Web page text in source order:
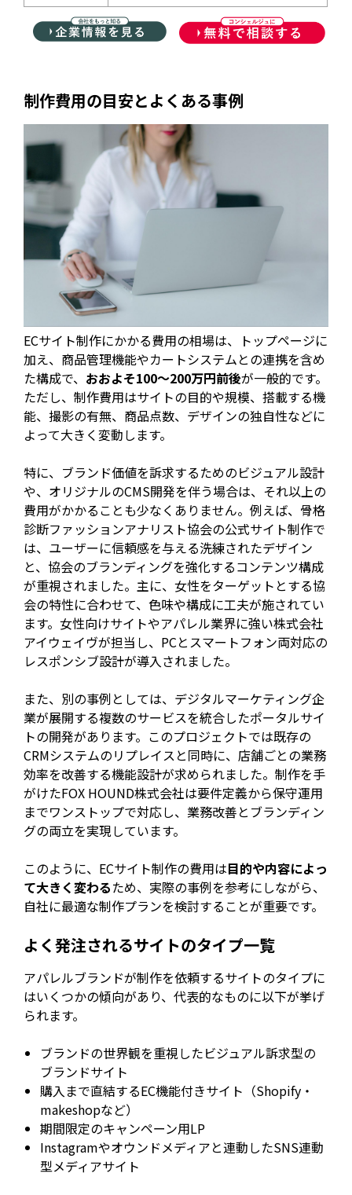
制作費用の目安とよくある事例
ECサイト制作にかかる費用の相場は、トップページに
加え、商品管理機能やカートシステムとの連携を含め
た構成で、 おおよそ100〜200万円前後が一般的です。
ただし、制作費用はサイトの目的や規模、搭載する機
能、撮影の有無、商品点数、デザインの独自性などに
よって大きく変動します。
特に、ブランド価値を訴求するためのビジュアル設計
や、オリジナルのCMS開発を伴う場合は、それ以上の
費用がかかることも少なくありません。例えば、骨格
診断ファッションアナリスト協会の公式サイト制作で
は、ユーザーに信頼感を与える洗練されたデザイン
と、協会のブランディングを強化するコンテンツ構成
が重視されました。主に、女性をターゲットとする協
会の特性に合わせて、色味や構成に工夫が施されてい
ます。女性向けサイトやアパレル業界に強い株式会社
アイウェイヴが担当し、PCとスマートフォン両対応の
レスポンシブ設計が導入されました。
また、別の事例としては、デジタルマーケティング企
業が展開する複数のサービスを統合したポータルサイ
トの開発があります。このプロジェクトでは既存の
CRMシステムのリプレイスと同時に、店舗ごとの業務
効率を改善する機能設計が求められました。制作を手
がけたFOX HOUND株式会社は要件定義から保守運用
までワンストップで対応し、業務改善とブランディン
グの両立を実現しています。
このように、ECサイト制作の費用は目的や内容によっ
て大きく変わるため、実際の事例を参考にしながら、
自社に最適な制作プランを検討することが重要です。
よく発注されるサイトのタイプ一覧
アパレルブランドが制作を依頼するサイトのタイプに
はいくつかの傾向があり、代表的なものに以下が挙げ
られます。
ブランドの世界観を重視したビジュアル訴求型の
ブランドサイト
購入まで直結するEC機能付きサイト（Shopify・
makeshopなど）
期間限定のキャンペーン用LP
Instagramやオウンドメディアと連動したSNS連動
型メディアサイト